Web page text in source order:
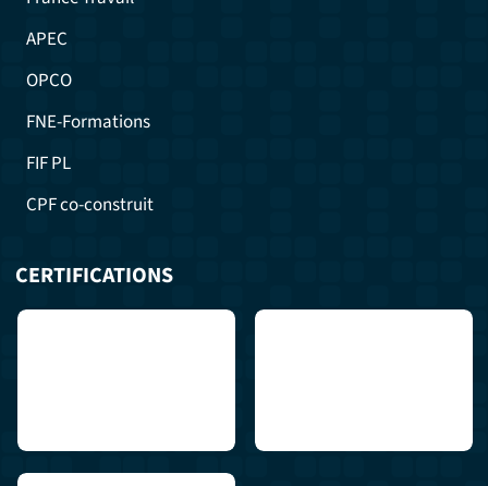
CERTIFICATIONS
APEC
OPCO
FNE-Formations
FIF PL
CPF co-construit